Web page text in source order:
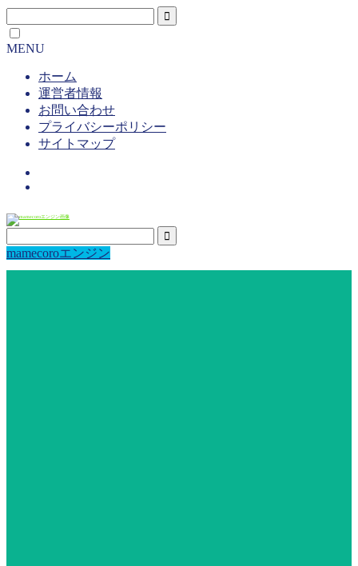
MENU
ホーム
運営者情報
お問い合わせ
プライバシーポリシー
サイトマップ
mamecoroエンジン